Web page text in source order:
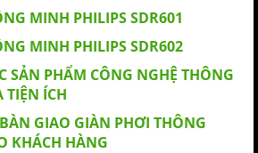
MINH PHILIPS SDR601
MINH PHILIPS SDR602
SẢN PHẨM CÔNG NGHỆ THÔNG
TIỆN ÍCH
GIAO GIÀN PHƠI THÔNG
KHÁCH HÀNG